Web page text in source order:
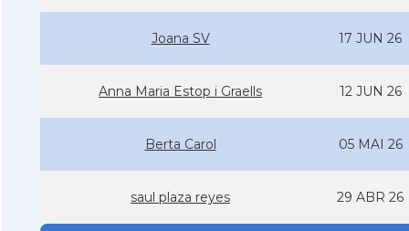
Joana SV 17 JUN 26
Anna Maria Estop i Graells 12 JUN 26
Berta Carol 05 MAI 26
saul plaza reyes 29 ABR 26